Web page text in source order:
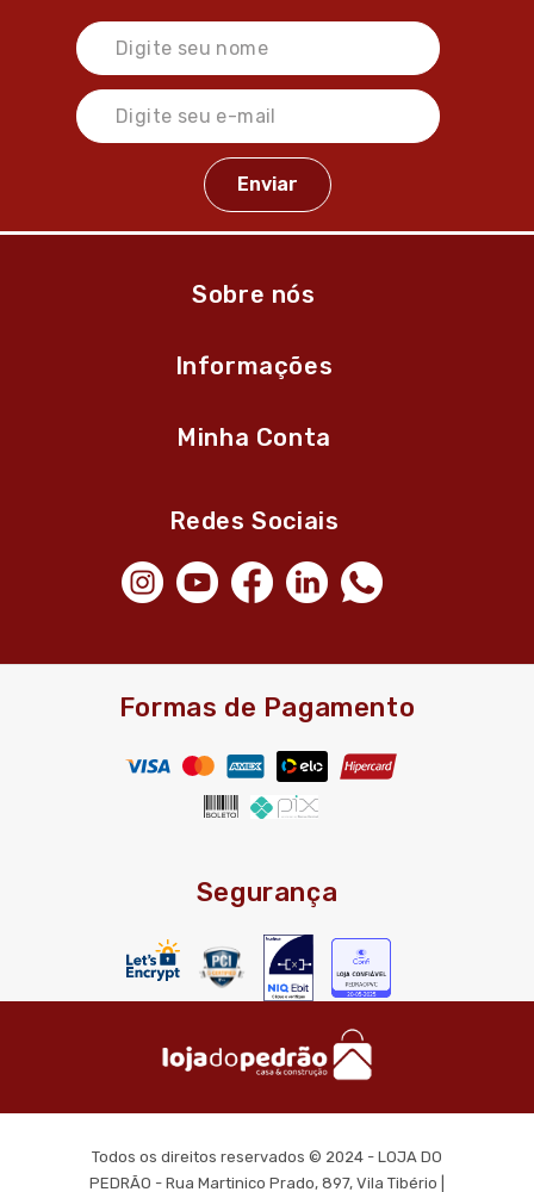
Sobre nós
Informações
Minha Conta
Redes Sociais
Formas de Pagamento
Segurança
Todos os direitos reservados © 2024 - LOJA DO
PEDRÃO - Rua Martinico Prado, 897, Vila Tibério |